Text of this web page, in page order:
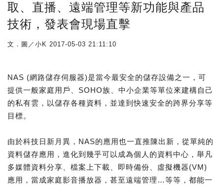
取、直播、遠端管理等新功能與產品
技術，發表會現場直擊
文．圖／小K 2017-05-03 21:11:10
NAS (網路儲存伺服器)是當今最安全的儲存設備之一，可
提供一般家庭用戶、SOHO族、中小企業等單位來建構自己
的私有雲，以儲存各種資料，並達到快速安全的跨界分享等
目標。
由於科技日新月異，NAS的應用也一直推陳出新，從單純的
資料儲存應用，進化到幾乎可以成為個人的資料中心，舉凡
多媒體資料分享、檔案上下載、即時備份、虛擬機器(VM)
應用，當成家庭影音播放器，甚至遠端管理…等等，都能一